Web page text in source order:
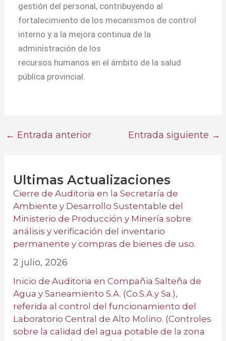
gestión del personal, contribuyendo al
fortalecimiento de los mecanismos de control
interno y a la mejora continua de la
administración de los
recursos humanos en el ámbito de la salud
pública provincial.
← Entrada anterior Entrada siguiente →
Ultimas Actualizaciones
Cierre de Auditoria en la Secretaría de
Ambiente y Desarrollo Sustentable del
Ministerio de Producción y Minería sobre
análisis y verificación del inventario
permanente y compras de bienes de uso.
2 julio, 2026
Inicio de Auditoria en Compañia Salteña de
Agua y Saneamiento S.A. (Co.S.A.y Sa.),
referida al control del funcionamiento del
Laboratorio Central de Alto Molino. (Controles
sobre la calidad del agua potable de la zona